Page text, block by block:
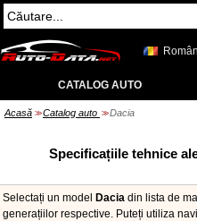
CATALOG AUTO
Acasă >> Catalog auto >> Dacia
Specificațiile tehnice
Selectați un model Dacia din lista de
generațiilor respective. Puteți utiliza